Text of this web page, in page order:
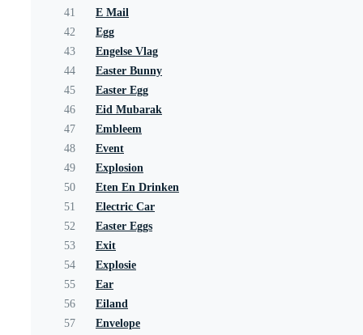
41
E Mail
42
Egg
43
Engelse Vlag
44
Easter Bunny
45
Easter Egg
46
Eid Mubarak
47
Embleem
48
Event
49
Explosion
50
Eten En Drinken
51
Electric Car
52
Easter Eggs
53
Exit
54
Explosie
55
Ear
56
Eiland
57
Envelope